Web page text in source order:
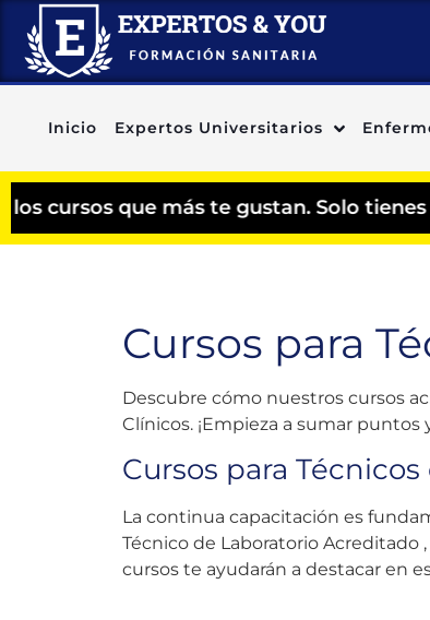
Inicio Expertos Universitarios
más te gustan. Solo tienes que
Cursos para
Descubre cómo nuestros cursos
Clínicos. ¡Empieza a sumar
Cursos para
La continua capacitación es
Técnico de Laboratorio
cursos te ayudarán a destacar en